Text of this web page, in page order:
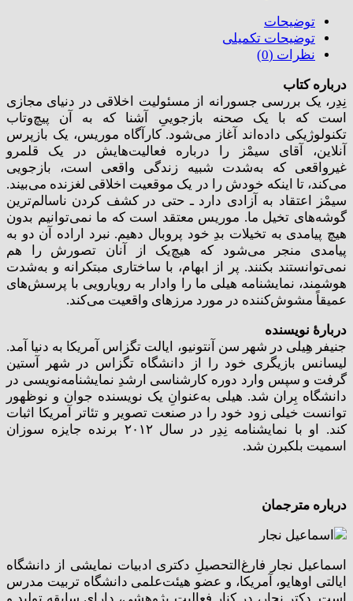
توضیحات
توضیحات تکمیلی
نظرات (0)
درباره کتاب
نِدِر، یک بررسی جسورانه از مسئولیت اخلاقی در دنیای مجازی
است که با یک صحنه بازجوییِ آشنا که به آن پیچ‌وتاب
تکنولوژیکی داده‌اند آغاز می‌شود. کارآگاه موریس، یک بازپرس
آنلاین، آقای سیمْز را درباره فعالیت‌هایش در یک قلمرو
غیرواقعی که به‌شدت شبیه زندگی واقعی است، بازجویی
می‌کند، تا اینکه خودش را در یک موقعیت اخلاقی لغزنده می‌بیند.
سیمْز اعتقاد به آزادی دارد ـ حتی در کشف کردن ناسالم‌ترین
گوشه‌های تخیل ما. موریس معتقد است که ما نمی‌توانیم بدون
هیچ پیامدی به تخیلات بدِ خود پروبال دهیم. نبرد اراده آن دو به
پیامدی منجر می‌شود که هیچ‌یک از آنان تصورش را هم
نمی‌توانستند بکنند. پر از ابهام، با ساختاری مبتکرانه و به‌شدت
هوشمند، نمایشنامه هیلی ما را وادار به رویارویی با پرسش‌های
عمیقاً مشوش‌کننده در مورد مرزهای واقعیت می‌کند.
دربارۀ نویسنده
جنیفر هِیلی در شهر سن آنتونیو، ایالت تگزاس آمریکا به دنیا آمد.
لیسانس بازیگری خود را از دانشگاه تگزاس در شهر آستین
گرفت و سپس وارد دوره کارشناسی ارشدِ نمایشنامه‌نویسی در
دانشگاه بِران شد. هیلی به‌عنوانِ یک نویسنده جوان و نوظهور
توانست خیلی زود خود را در صنعت تصویر و تئاتر آمریکا اثبات
کند. او با نمایشنامه نِدِر در سال ۲۰۱۲ برنده جایزه سوزان
اسمیت بلکبرن شد.
درباره مترجمان
اسماعیل نجار فارغ‌التحصیلِ دکتری ادبیات نمایشی از دانشگاه
ایالتی اوهایو، آمریکا، و عضو هیئت‌علمی دانشگاه تربیت مدرس
است. دکتر نجار، در کنار فعالیت پژوهشی، دارای سابقه تولید و